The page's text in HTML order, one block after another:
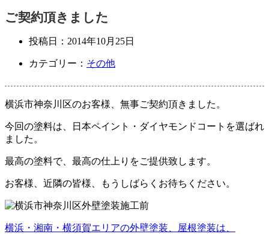
ご契約頂きました
投稿日： 2014年10月25日
カテゴリー： その他
横浜市神奈川区のお客様、無事ご契約頂きました。
今回の塗料は、日本ペイント・ダイヤモンドコートを選ばれ
ました。
最高の塗料で、最高の仕上りをご提供致します。
お客様、近隣の皆様、もうしばらくお待ちください。
横浜・湘南・横須賀エリアの外壁塗装、屋根塗装は、